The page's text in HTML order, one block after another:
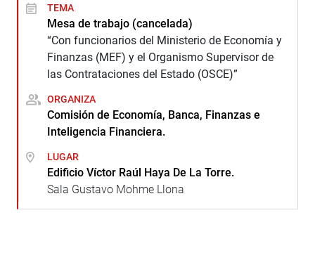
TEMA
Mesa de trabajo (cancelada)
“Con funcionarios del Ministerio de Economía y
Finanzas (MEF) y el Organismo Supervisor de
las Contrataciones del Estado (OSCE)”
ORGANIZA
Comisión de Economía, Banca, Finanzas e
Inteligencia Financiera.
LUGAR
Edificio Víctor Raúl Haya De La Torre.
Sala Gustavo Mohme Llona